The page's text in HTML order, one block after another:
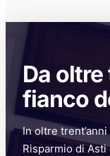
non
il
dei
giovani
Da oltre
fianco
In oltre
Risparmio di